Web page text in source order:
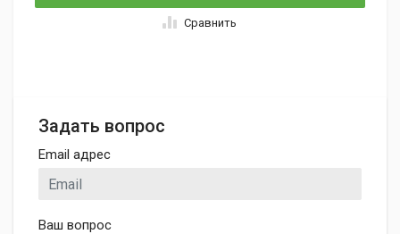
Сравнить
Задать вопрос
Email адрес
Ваш вопрос